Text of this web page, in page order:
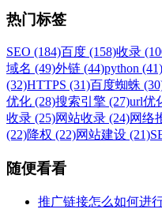
热门标签
SEO (184)百度 (158)收录
域名 (49)外链 (44)python (41)
(32)HTTPS (31)百度蜘蛛
优化 (28)搜索引擎 (27)url优
收录 (25)网站收录 (24)网络
(22)降权 (22)网站建设 (21)
随便看看
推广链接怎么如何进